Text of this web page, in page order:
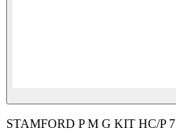
STAMFORD P M G KIT HC/P 7